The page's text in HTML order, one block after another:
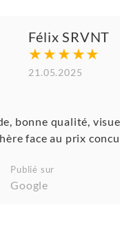
Félix SRVNT
★★★★★
21.05.2025
bonne qualité,
face au prix
Publié sur
Google